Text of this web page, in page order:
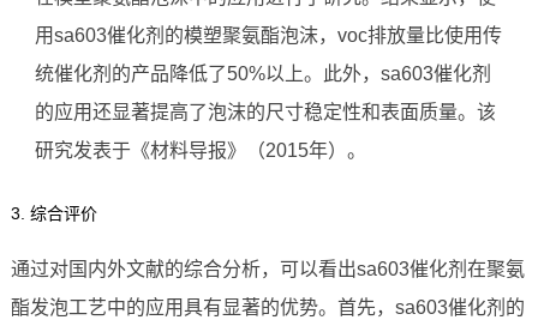
用sa603催化剂的模塑聚氨酯泡沫，voc排放量比使用传
统催化剂的产品降低了50%以上。此外，sa603催化剂
的应用还显著提高了泡沫的尺寸稳定性和表面质量。该
研究发表于《材料导报》（2015年）。
3. 综合评价
通过对国内外文献的综合分析，可以看出sa603催化剂在聚氨
酯发泡工艺中的应用具有显著的优势。首先，sa603催化剂的